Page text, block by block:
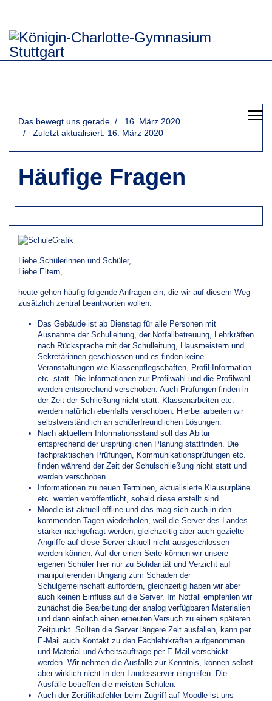
Das bewegt uns gerade
16. März 2020
Zuletzt aktualisiert: 16. März 2020
Häufige Fragen
Liebe Schülerinnen und Schüler,
Liebe Eltern,
heute gehen häufig folgende Anfragen ein, die wir auf diesem Weg
zusätzlich zentral beantworten wollen:
Das Gebäude ist ab Dienstag für alle Personen mit
Ausnahme der Schulleitung, der Notfallbetreuung, Lehrkräften
nach Rücksprache mit der Schulleitung, Hausmeistern und
Sekretärinnen geschlossen und es finden keine
Veranstaltungen wie Klassenpflegschaften, Profil-Information
etc. statt. Die Informationen zur Profilwahl und die Profilwahl
werden entsprechend verschoben. Auch Prüfungen finden in
der Zeit der Schließung nicht statt. Klassenarbeiten etc.
werden natürlich ebenfalls verschoben. Hierbei arbeiten wir
selbstverständlich an schülerfreundlichen Lösungen.
Nach aktuellem Informationsstand soll das Abitur
entsprechend der ursprünglichen Planung stattfinden. Die
fachpraktischen Prüfungen, Kommunikationsprüfungen etc.
finden während der Zeit der Schulschließung nicht statt und
werden verschoben.
Informationen zu neuen Terminen, aktualisierte Klausurpläne
etc. werden veröffentlicht, sobald diese erstellt sind.
Moodle ist aktuell offline und das mag sich auch in den
kommenden Tagen wiederholen, weil die Server des Landes
stärker nachgefragt werden, gleichzeitig aber auch gezielte
Angriffe auf diese Server aktuell nicht ausgeschlossen
werden können. Auf der einen Seite können wir unsere
eigenen Schüler hier nur zu Solidarität und Verzicht auf
manipulierenden Umgang zum Schaden der
Schulgemeinschaft auffordern, gleichzeitig haben wir aber
auch keinen Einfluss auf die Server. Im Notfall empfehlen wir
zunächst die Bearbeitung der analog verfügbaren Materialien
und dann einfach einen erneuten Versuch zu einem späteren
Zeitpunkt. Sollten die Server längere Zeit ausfallen, kann per
E-Mail auch Kontakt zu den Fachlehrkräften aufgenommen
und Material und Arbeitsaufträge per E-Mail verschickt
werden. Wir nehmen die Ausfälle zur Kenntnis, können selbst
aber wirklich nicht in den Landesserver eingreifen. Die
Ausfälle betreffen die meisten Schulen.
Auch der Zertifikatfehler beim Zugriff auf Moodle ist uns